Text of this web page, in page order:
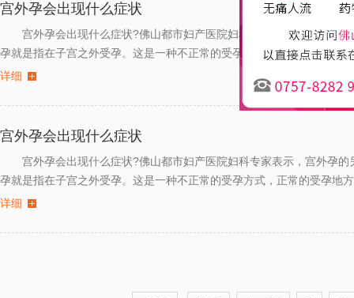
宫外孕会出现什么症状
宫外孕会出现什么症状?佛山都市妇产医院妇科专家表示，宫外孕的
孕就是指在子宫之外受孕。这是一种不正常的受孕方式，正常的受孕地
详细
宫外孕会出现什么症状
宫外孕会出现什么症状?佛山都市妇产医院妇科专家表示，宫外孕的
孕就是指在子宫之外受孕。这是一种不正常的受孕方式，正常的受孕地
详细